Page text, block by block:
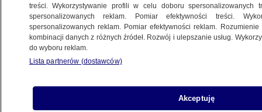
5.09.2023, 11:35
Udostępnij
treści. Wykorzystywanie profili w celu doboru spersonalizowanych
spersonalizowanych reklam. Pomiar efektywności treści.
spersonalizowanych reklam. Pomiar efektywności reklam.
kombinacji danych z różnych źródeł. Rozwój i ulepszanie usług.
do wyboru reklam.
Lista partnerów (dostawców)
Akceptuję